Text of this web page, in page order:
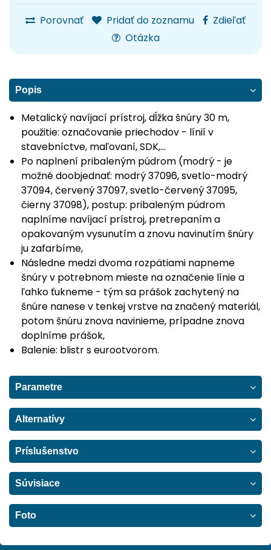
Porovnať Pridať do zoznamu
Zdieľať
Otázka
Popis
Metalický navíjací prístroj, dĺžka šnúry 30 m,
použitie: označovanie priechodov - línií v
stavebníctve, maľovaní, SDK,...
Po naplnení pribaleným púdrom (modrý - je
možné doobjednať: modrý 37096, svetlo-modrý
37094, červený 37097, svetlo-červený 37095,
čierny 37098), postup: pribaleným púdrom
naplníme navíjací prístroj, pretrepaním a
opakovaným vysunutím a znovu navinutím šnúry
ju zafarbíme,
Následne medzi dvoma rozpätiami napneme
šnúry v potrebnom mieste na označenie línie a
ľahko ťukneme - tým sa prášok zachytený na
šnúre nanese v tenkej vrstve na značený materiál,
potom šnúru znova navinieme, prípadne znova
doplníme prášok,
Balenie: blistr s eurootvorom.
Parametre
Alternatívy
Príslušenstvo
Súvisiace
Foto